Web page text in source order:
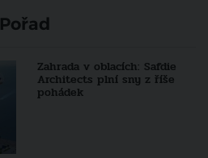
Pořad
Zahrada v oblacích: Safdie
Architects plní sny z říše
pohádek